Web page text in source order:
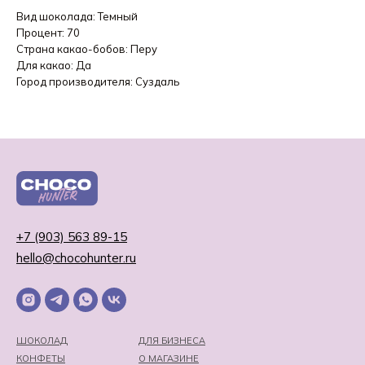
Вид шоколада: Темный
Процент: 70
Страна какао-бобов: Перу
Для какао: Да
Город производителя: Суздаль
ДЛЯ БИЗНЕСА
ШОКОЛАД
+7 (903) 563 89-15
О МАГАЗИНЕ
КОНФЕТЫ
hello@chocohunter.ru